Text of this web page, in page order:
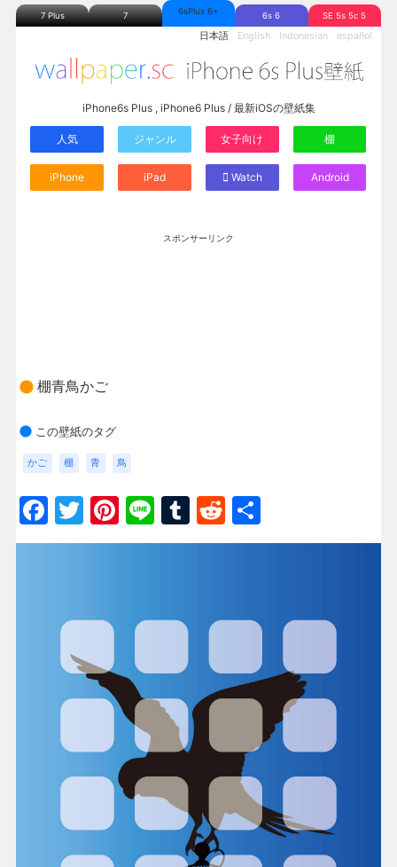
7 Plus 7 6sPlus 6+ 6s 6 SE 5s 5c 5
日本語 English Indonesian español
iPhone6s Plus , iPhone6 Plus / 最新iOSの壁紙集
人気 ジャンル 女子向け 棚
iPhone iPad Watch Android
スポンサーリンク
棚青鳥かご
この壁紙のタグ
かご 棚 青 鳥
Facebook
Twitter
Pinterest
LineTumblr
Reddit
有